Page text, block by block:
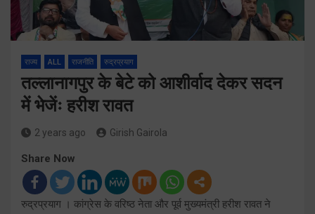
राज्य ALL राजनीति रुद्रप्रयाग
तल्लानागपुर के बेटे को आशीर्वाद देकर सदन
में भेजेंः हरीश रावत
2 years ago Girish Gairola
Share Now
रुद्रप्रयाग । कांग्रेस के वरिष्ठ नेता और पूर्व मुख्यमंत्री हरीश रावत ने